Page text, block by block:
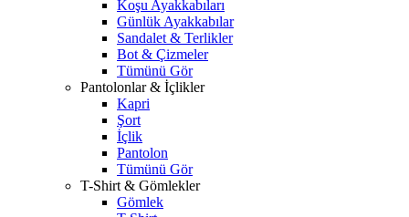
Koşu Ayakkabıları
Günlük Ayakkabılar
Sandalet & Terlikler
Bot & Çizmeler
Tümünü Gör
Pantolonlar & İçlikler
Kapri
Şort
İçlik
Pantolon
Tümünü Gör
T-Shirt & Gömlekler
Gömlek